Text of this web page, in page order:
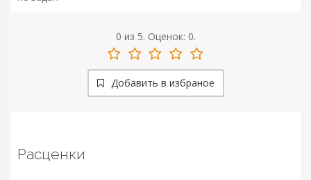
0 из 5. Оценок: 0.
Добавить в избраное
Расценки